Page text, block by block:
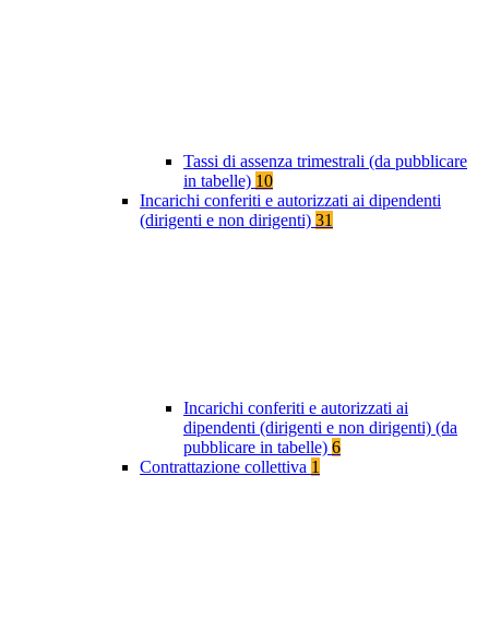
Tassi di assenza trimestrali (da pubblicare
in tabelle) 10
Incarichi conferiti e autorizzati ai dipendenti
(dirigenti e non dirigenti) 31
Incarichi conferiti e autorizzati ai
dipendenti (dirigenti e non dirigenti) (da
pubblicare in tabelle) 6
Contrattazione collettiva 1